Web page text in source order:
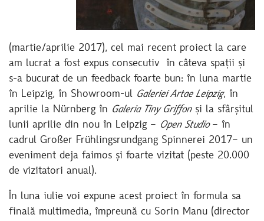
(martie/aprilie 2017), cel mai recent proiect la care
am lucrat a fost expus consecutiv în câteva spații și
s-a bucurat de un feedback foarte bun: în luna martie
în Leipzig, în Showroom-ul Galeriei Artae Leipzig, în
aprilie la Nürnberg în Galeria Tiny Griffonși la sfârșitul
lunii aprilie din nou în Leipzig – Open Studio – în
cadrul Großer Frühlingsrundgang Spinnerei 2017– un
eveniment deja faimos și foarte vizitat (peste 20.000
de vizitatori anual).
În luna iulie voi expune acest proiect în formula sa
finală multimedia, împreună cu Sorin Manu (director